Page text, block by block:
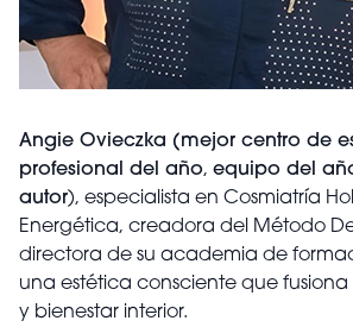
Angie Ovieczka (mejor centro de
profesional del año, equipo del
autor), especialista en Cosmiatría
Energética, creadora del Método
directora de su academia de
una estética consciente que
y bienestar interior.